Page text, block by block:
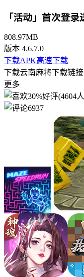
「活动」首次登录
808.97MB
版本 4.6.7.0
下载APK高速下载
下载云南麻将下载链
更多
30%好评(4604
6937